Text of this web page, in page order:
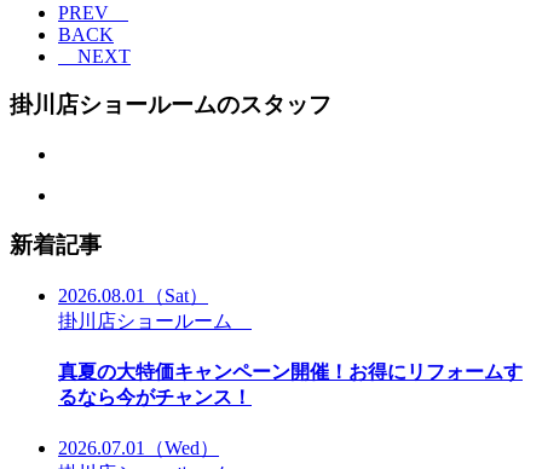
PREV
BACK
NEXT
掛川店ショールームのスタッフ
新着記事
2026.08.01
（Sat）
掛川店ショールーム
真夏の大特価キャンペーン開催！お得にリフォームす
るなら今がチャンス！
2026.07.01
（Wed）